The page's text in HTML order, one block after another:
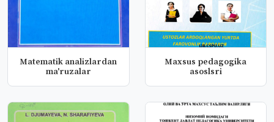
Matematik analizlardan
ma'ruzalar
Maxsus pedagogika
asoslsri